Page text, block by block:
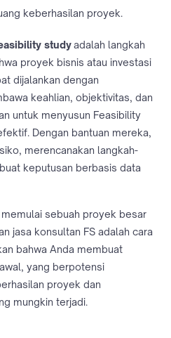
keberhasilan proyek.
studyadalah langkah
proyek bisnis atau investasi
dijalankan dengan
keahlian, objektivitas, dan
untuk menyusun Feasibility
Dengan bantuan mereka,
merencanakan langkah-
keputusan berbasis data
sebuah proyek besar
jasa konsultan FS adalah cara
bahwa Anda membuat
yang berpotensi
proyek dan
mungkin terjadi.